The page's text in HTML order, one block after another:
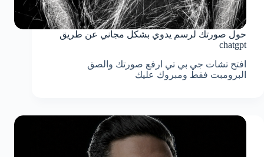
حول صورتك لرسم يدوي بشكل مجاني عن طريق
chatgpt
افتح تشات جي بي تي ارفع صورتك والصق
البرومبت فقط ومبروك عليك